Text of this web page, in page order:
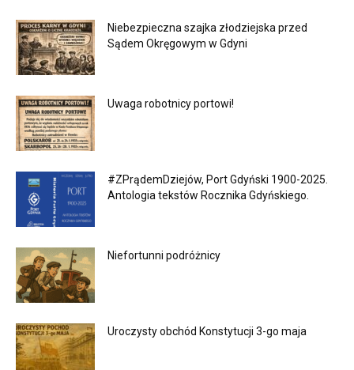
Niebezpieczna szajka złodziejska przed
Sądem Okręgowym w Gdyni
Uwaga robotnicy portowi!
#ZPrądemDziejów, Port Gdyński 1900-2025.
Antologia tekstów Rocznika Gdyńskiego.
Niefortunni podróżnicy
Uroczysty obchód Konstytucji 3-go maja